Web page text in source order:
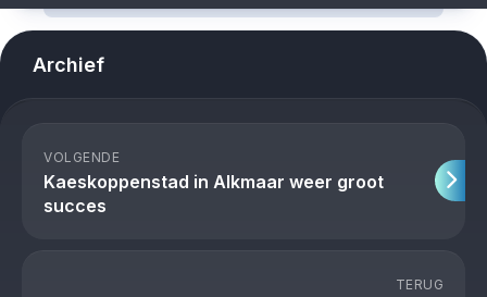
Archief
VOLGENDE
Kaeskoppenstad in Alkmaar weer groot
succes
TERUG